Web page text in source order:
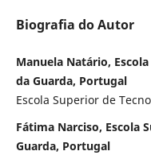
Biografia do Autor
Manuela Natário,
da Guarda, Portugal
Escola Superior de
Fátima Narciso, Escola
Guarda, Portugal